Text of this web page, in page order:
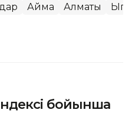
Аймақ Алматы
бойынша